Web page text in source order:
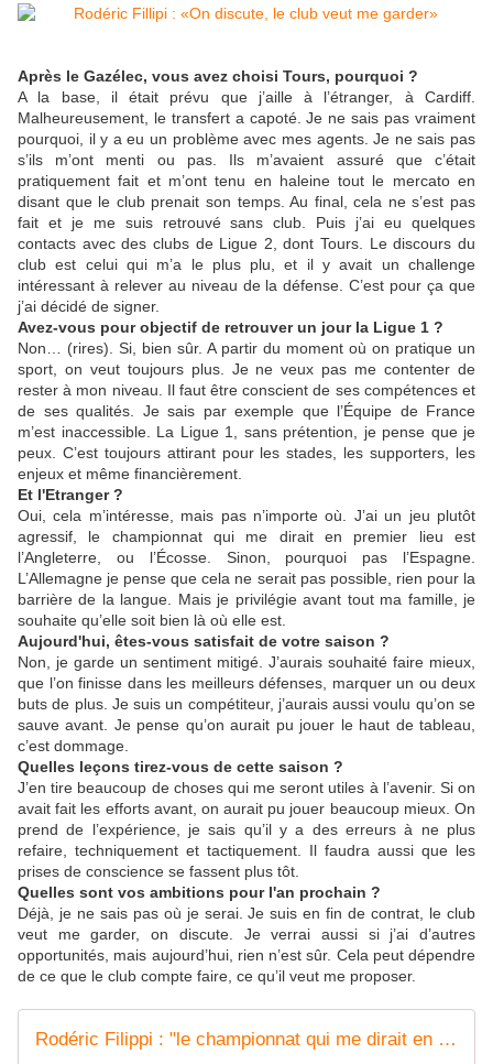
Après le Gazélec, vous avez choisi Tours, pourquoi ?
A la base, il était prévu que j’aille à l’étranger, à Cardiff.
Malheureusement, le transfert a capoté. Je ne sais pas vraiment
pourquoi, il y a eu un problème avec mes agents. Je ne sais pas
s’ils m’ont menti ou pas. Ils m’avaient assuré que c’était
pratiquement fait et m’ont tenu en haleine tout le mercato en
disant que le club prenait son temps. Au final, cela ne s’est pas
fait et je me suis retrouvé sans club. Puis j’ai eu quelques
contacts avec des clubs de Ligue 2, dont Tours. Le discours du
club est celui qui m’a le plus plu, et il y avait un challenge
intéressant à relever au niveau de la défense. C’est pour ça que
j’ai décidé de signer.
Avez-vous pour objectif de retrouver un jour la Ligue 1 ?
Non… (rires). Si, bien sûr. A partir du moment où on pratique un
sport, on veut toujours plus. Je ne veux pas me contenter de
rester à mon niveau. Il faut être conscient de ses compétences et
de ses qualités. Je sais par exemple que l’Équipe de France
m’est inaccessible. La Ligue 1, sans prétention, je pense que je
peux. C’est toujours attirant pour les stades, les supporters, les
enjeux et même financièrement.
Et l'Etranger ?
Oui, cela m’intéresse, mais pas n’importe où. J’ai un jeu plutôt
agressif, le championnat qui me dirait en premier lieu est
l’Angleterre, ou l’Écosse. Sinon, pourquoi pas l’Espagne.
L’Allemagne je pense que cela ne serait pas possible, rien pour la
barrière de la langue. Mais je privilégie avant tout ma famille, je
souhaite qu’elle soit bien là où elle est.
Aujourd'hui, êtes-vous satisfait de votre saison ?
Non, je garde un sentiment mitigé. J’aurais souhaité faire mieux,
que l’on finisse dans les meilleurs défenses, marquer un ou deux
buts de plus. Je suis un compétiteur, j’aurais aussi voulu qu’on se
sauve avant. Je pense qu’on aurait pu jouer le haut de tableau,
c’est dommage.
Quelles leçons tirez-vous de cette saison ?
J’en tire beaucoup de choses qui me seront utiles à l’avenir. Si on
avait fait les efforts avant, on aurait pu jouer beaucoup mieux. On
prend de l’expérience, je sais qu’il y a des erreurs à ne plus
refaire, techniquement et tactiquement. Il faudra aussi que les
prises de conscience se fassent plus tôt.
Quelles sont vos ambitions pour l'an prochain ?
Déjà, je ne sais pas où je serai. Je suis en fin de contrat, le club
veut me garder, on discute. Je verrai aussi si j’ai d’autres
opportunités, mais aujourd’hui, rien n’est sûr. Cela peut dépendre
de ce que le club compte faire, ce qu’il veut me proposer.
Rodéric Filippi : "le championnat qui me dirait en premier lieu est l'Angleterre" - Stadito